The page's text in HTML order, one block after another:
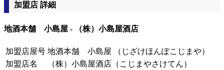
加盟店 詳細
地酒本舗 小島屋 - （株）小島屋酒店
加盟店屋号 地酒本舗 小島屋
（じざけほんぽこじまや）
加盟店名
（株）小島屋酒店 （こじまやさけてん）